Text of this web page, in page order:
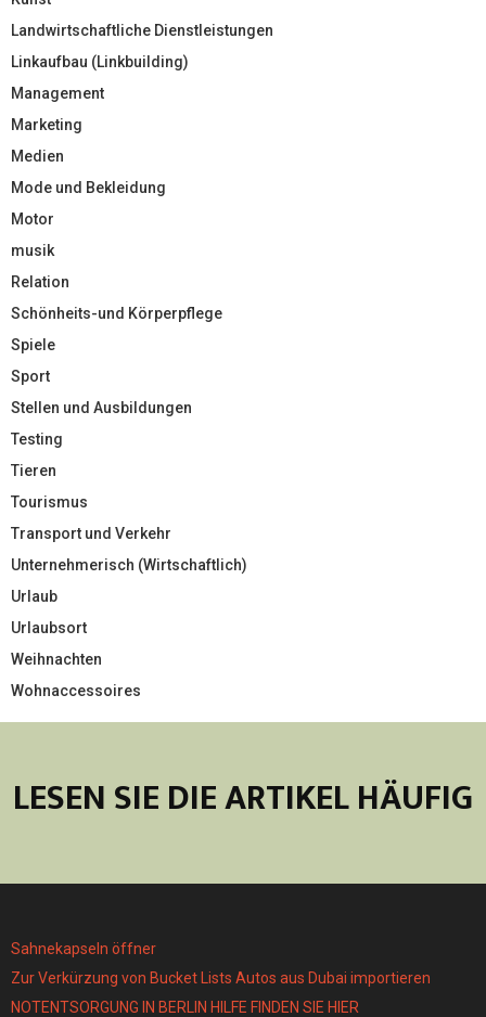
Landwirtschaftliche Dienstleistungen
Linkaufbau (Linkbuilding)
Management
Marketing
Medien
Mode und Bekleidung
Motor
musik
Relation
Schönheits-und Körperpflege
Spiele
Sport
Stellen und Ausbildungen
Testing
Tieren
Tourismus
Transport und Verkehr
Unternehmerisch (Wirtschaftlich)
Urlaub
Urlaubsort
Weihnachten
Wohnaccessoires
LESEN SIE DIE ARTIKEL HÄUFIG
Sahnekapseln öffner
Zur Verkürzung von Bucket Lists Autos aus Dubai importieren
NOTENTSORGUNG IN BERLIN HILFE FINDEN SIE HIER